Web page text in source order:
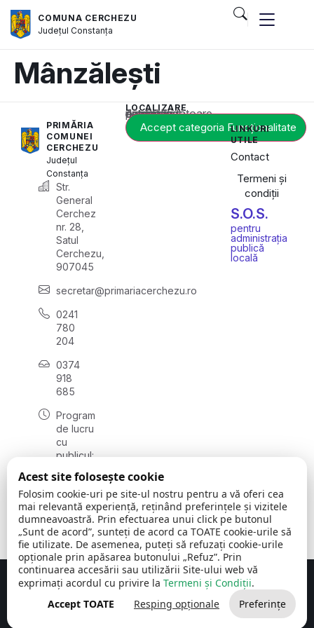
COMUNA CERCHEZU
JudețulConstanța
Mânzălești
PRIMĂRIA
COMUNEI
CERCHEZU
Județul
Constanța
Str.
General
Cerchez
nr. 28,
Satul
Cerchezu,
907045
secretar@primariacerchezu.ro
0241
780
204
0374
918
685
Program
de lucru
cu
publicul:
08:00 -
16:30
, vineri:
08:00 -
14:00
LOCALIZARE
Acest conținut este blocat până când acceptați categoria corespunzătoare de cookie-uri.
Accept categoria Funcționalitate
LINKURI
UTILE
Contact
Termeni și
condiții
S.O.S.
pentru
administrația
publică
locală
Comuna Cerchezu © 2026Toate drepturile rezervate
Concept realizat de Big Media Relații Publice SRL
Acest site folosește cookie
Folosim cookie-uri pe site-ul nostru pentru a vă oferi cea
mai relevantă experiență, reținând preferințele și vizitele
dumneavoastră. Prin efectuarea unui click pe butonul
„Sunt de acord”, sunteți de acord ca TOATE cookie-urile să
fie utilizate. De asemenea, puteți să refuzați cookie-urile
opționale prin apăsarea butonului „Refuz”. Prin
continuarea accesării sau utilizării Site-ului web vă
exprimați acordul cu privire la Termeni și Condiții.
Accept TOATE
Resping opționale Preferințe